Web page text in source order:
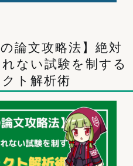
の論文攻略法】絶対
ない試験を制する
ト解析術